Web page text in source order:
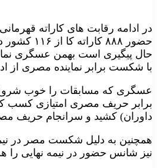
در ادامه رقابت های کاراته
حضور ۸۸۸
با شکست برابر نماینده مصری از
عسگری که مسابقات را خوب شروع
برابر حریف مصری امتیازی کسب
داوران) کشید و سرانجام حریف
همچنین به دلیل شکست مصر در
نیز شانس حضور در نیمه نهایی را